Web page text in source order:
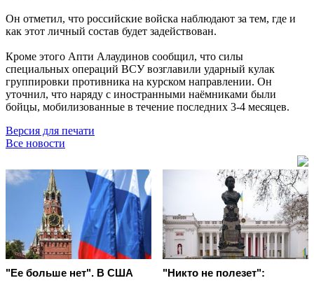
Он отметил, что российские войска наблюдают за тем, где и
как этот личный состав будет задействован.
Кроме этого Апти Алаудинов сообщил, что силы
специальных операций ВСУ возглавили ударный кулак
группировки противника на курском направлении. Он
уточнил, что наряду с иностранными наёмниками были
бойцы, мобилизованные в течение последних 3-4 месяцев.
Версия для печати
Все новости
"Ее больше нет". В США
"Никто не полезет":